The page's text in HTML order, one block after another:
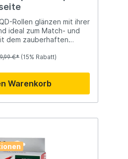
Rollen glänzen mit ihrer
ideal zum Match- und
dem zauberhaften
Kreuzwickel können Sie
€* (15% Rabatt)
Warenkorb